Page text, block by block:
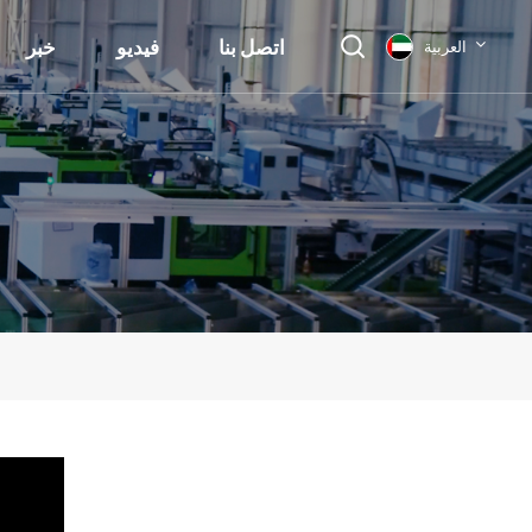
خبر فيديو اتصل بنا العربية
English
français
Deutsch
русский